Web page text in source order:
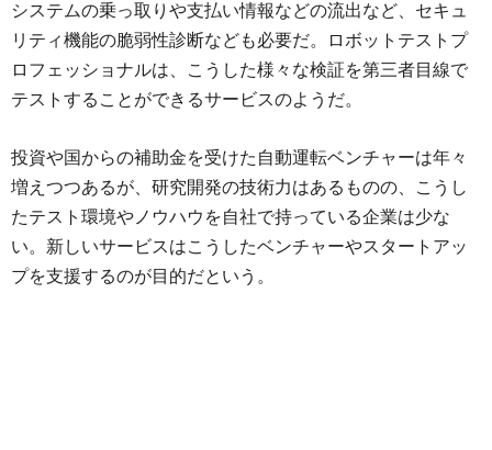
システムの乗っ取りや支払い情報などの流出など、セキュ
リティ機能の脆弱性診断なども必要だ。ロボットテストプ
ロフェッショナルは、こうした様々な検証を第三者目線で
テストすることができるサービスのようだ。
投資や国からの補助金を受けた自動運転ベンチャーは年々
増えつつあるが、研究開発の技術力はあるものの、こうし
たテスト環境やノウハウを自社で持っている企業は少な
い。新しいサービスはこうしたベンチャーやスタートアッ
プを支援するのが目的だという。